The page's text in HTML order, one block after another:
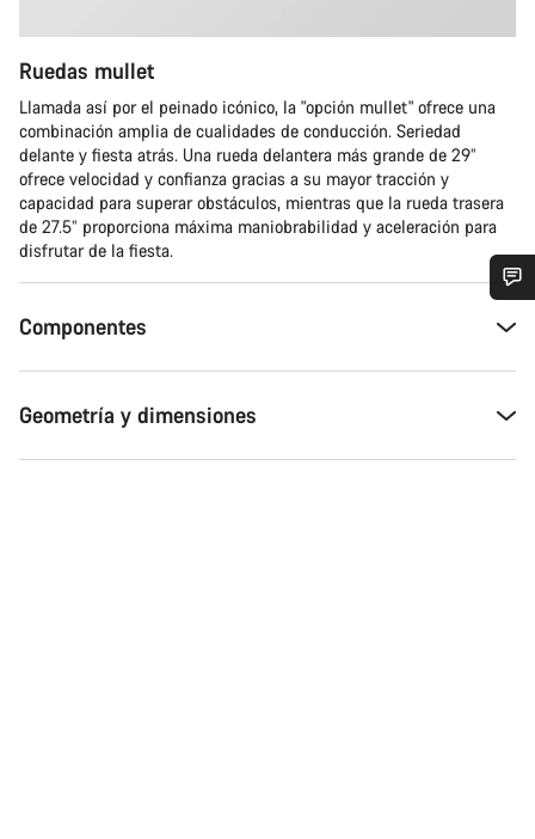
Ruedas mullet
Llamada así por el peinado icónico, la "opción mullet" ofrece una
combinación amplia de cualidades de conducción. Seriedad
delante y fiesta atrás. Una rueda delantera más grande de 29”
ofrece velocidad y confianza gracias a su mayor tracción y
capacidad para superar obstáculos, mientras que la rueda trasera
de 27.5” proporciona máxima maniobrabilidad y aceleración para
disfrutar de la fiesta.
Componentes
Geometría y dimensiones
¿Necesitas ayuda?
preguntas.